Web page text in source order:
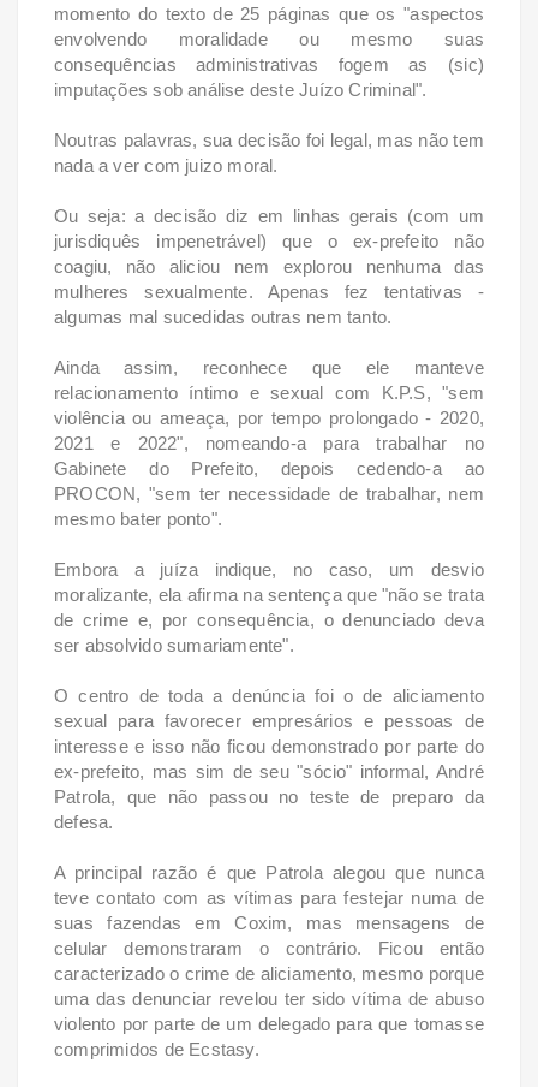
momento do texto de 25 páginas que os "aspectos
envolvendo moralidade ou mesmo suas
consequências administrativas fogem as (sic)
imputações sob análise deste Juízo Criminal".
Noutras palavras, sua decisão foi legal, mas não tem
nada a ver com juizo moral.
Ou seja: a decisão diz em linhas gerais (com um
jurisdiquês impenetrável) que o ex-prefeito não
coagiu, não aliciou nem explorou nenhuma das
mulheres sexualmente. Apenas fez tentativas -
algumas mal sucedidas outras nem tanto.
Ainda assim, reconhece que ele manteve
relacionamento íntimo e sexual com K.P.S, "sem
violência ou ameaça, por tempo prolongado - 2020,
2021 e 2022", nomeando-a para trabalhar no
Gabinete do Prefeito, depois cedendo-a ao
PROCON, "sem ter necessidade de trabalhar, nem
mesmo bater ponto".
Embora a juíza indique, no caso, um desvio
moralizante, ela afirma na sentença que "não se trata
de crime e, por consequência, o denunciado deva
ser absolvido sumariamente".
O centro de toda a denúncia foi o de aliciamento
sexual para favorecer empresários e pessoas de
interesse e isso não ficou demonstrado por parte do
ex-prefeito, mas sim de seu "sócio" informal, André
Patrola, que não passou no teste de preparo da
defesa.
A principal razão é que Patrola alegou que nunca
teve contato com as vítimas para festejar numa de
suas fazendas em Coxim, mas mensagens de
celular demonstraram o contrário. Ficou então
caracterizado o crime de aliciamento, mesmo porque
uma das denunciar revelou ter sido vítima de abuso
violento por parte de um delegado para que tomasse
comprimidos de Ecstasy.